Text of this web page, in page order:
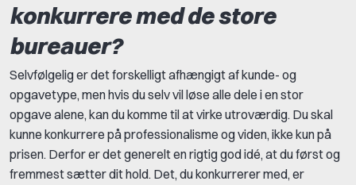
konkurrere med de store
bureauer?
Selvfølgelig er det forskelligt afhængigt af kunde- og
opgavetype, men hvis du selv vil løse alle dele i en stor
opgave alene, kan du komme til at virke utroværdig. Du skal
kunne konkurrere på professionalisme og viden, ikke kun på
prisen. Derfor er det generelt en rigtig god idé, at du først og
fremmest sætter dit hold. Det, du konkurrerer med, er